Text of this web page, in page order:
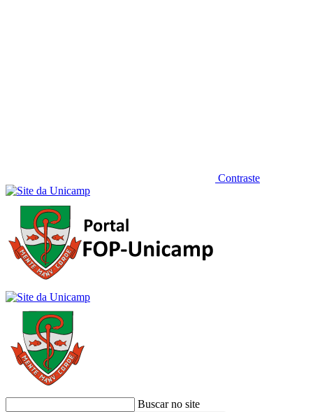
Contraste
Buscar no site